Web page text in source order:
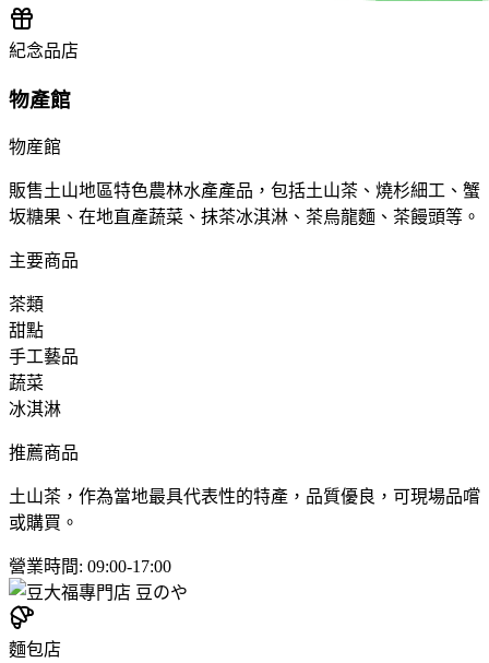
紀念品店
物產館
物産館
販售土山地區特色農林水產產品，包括土山茶、燒杉細工、蟹
坂糖果、在地直產蔬菜、抹茶冰淇淋、茶烏龍麵、茶饅頭等。
主要商品
茶類
甜點
手工藝品
蔬菜
冰淇淋
推薦商品
土山茶，作為當地最具代表性的特產，品質優良，可現場品嚐
或購買。
營業時間: 09:00-17:00
麵包店